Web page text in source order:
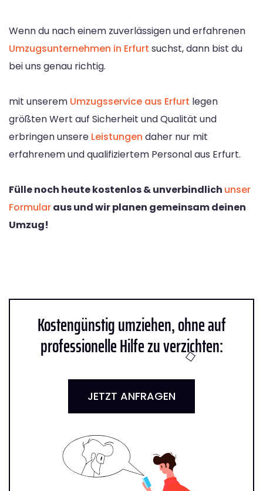
Wenn du nach einem zuverlässigen und erfahrenen
Umzugsunternehmen in Erfurt suchst, dann bist du
bei uns genau richtig.
mit unserem Umzugsservice aus Erfurt legen
größten Wert auf Sicherheit und Qualität und
erbringen unsere Leistungen daher nur mit
erfahrenem und qualifiziertem Personal aus Erfurt.
Fülle noch heute kostenlos & unverbindlich unser
Formularaus und wir planen gemeinsam deinen
Umzug!
Kostengünstig umziehen, ohne auf
professionelle Hilfe zu verzichten:
JETZT ANFRAGEN